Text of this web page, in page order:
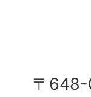
〒648-